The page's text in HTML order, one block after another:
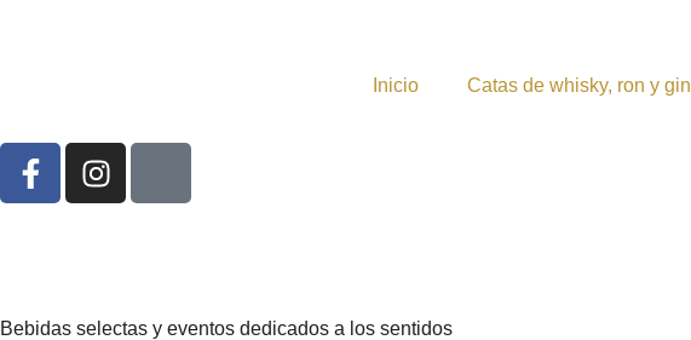
Inicio Catas de whisky, ron y gin
Bebidas selectas y eventos dedicados a los sentidos